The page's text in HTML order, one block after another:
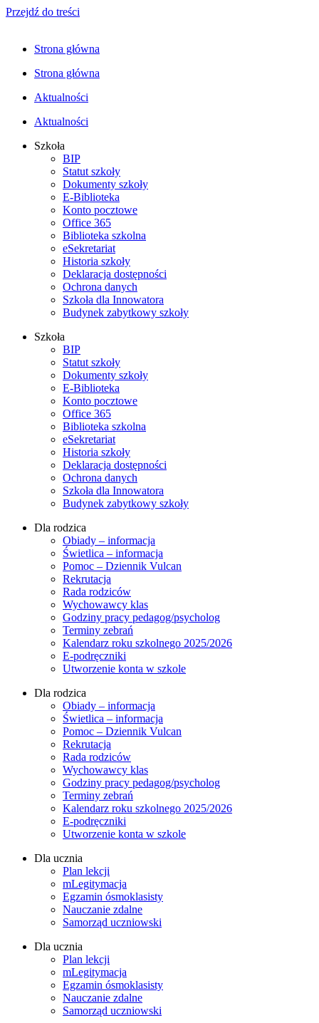
Przejdź do treści
Strona główna
Strona główna
Aktualności
Aktualności
Szkoła
BIP
Statut szkoły
Dokumenty szkoły
E-Biblioteka
Konto pocztowe
Office 365
Biblioteka szkolna
eSekretariat
Historia szkoły
Deklaracja dostępności
Ochrona danych
Szkoła dla Innowatora
Budynek zabytkowy szkoły
Szkoła
BIP
Statut szkoły
Dokumenty szkoły
E-Biblioteka
Konto pocztowe
Office 365
Biblioteka szkolna
eSekretariat
Historia szkoły
Deklaracja dostępności
Ochrona danych
Szkoła dla Innowatora
Budynek zabytkowy szkoły
Dla rodzica
Obiady – informacja
Świetlica – informacja
Pomoc – Dziennik Vulcan
Rekrutacja
Rada rodziców
Wychowawcy klas
Godziny pracy pedagog/psycholog
Terminy zebrań
Kalendarz roku szkolnego 2025/2026
E-podręczniki
Utworzenie konta w szkole
Dla rodzica
Obiady – informacja
Świetlica – informacja
Pomoc – Dziennik Vulcan
Rekrutacja
Rada rodziców
Wychowawcy klas
Godziny pracy pedagog/psycholog
Terminy zebrań
Kalendarz roku szkolnego 2025/2026
E-podręczniki
Utworzenie konta w szkole
Dla ucznia
Plan lekcji
mLegitymacja
Egzamin ósmoklasisty
Nauczanie zdalne
Samorząd uczniowski
Dla ucznia
Plan lekcji
mLegitymacja
Egzamin ósmoklasisty
Nauczanie zdalne
Samorząd uczniowski